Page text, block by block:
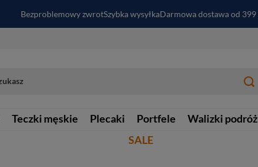
Bezproblemowy zwrotSzybka wysyłkaDarmowa dostawa od 399
Teczki męskie Plecaki Portfele Walizki
SALE